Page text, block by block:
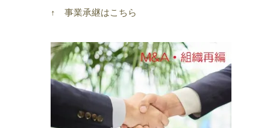
↑ 事業承継はこちら